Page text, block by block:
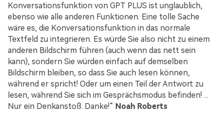
Konversationsfunktion von GPT PLUS ist unglaublich,
ebenso wie alle anderen Funktionen. Eine tolle Sache
wäre es, die Konversationsfunktion in das normale
Textfeld zu integrieren. Es würde Sie also nicht zu einem
anderen Bildschirm führen (auch wenn das nett sein
kann), sondern Sie würden einfach auf demselben
Bildschirm bleiben, so dass Sie auch lesen können,
während er spricht! Oder um einen Teil der Antwort zu
lesen, während Sie sich im Gesprächsmodus befinden! ...
Nur ein Denkanstoß. Danke!“ Noah Roberts